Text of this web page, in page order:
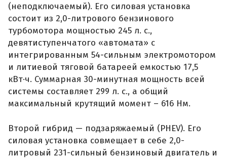
(неподключаемый). Его силовая установка
состоит из 2,0-литрового бензинового
турбомотора мощностью 245 л. с.,
девятиступенчатого «автомата» с
интегрированным 54-сильным электромотором
и литиевой тяговой батареей емкостью 17,5
кВт·ч. Суммарная 30-минутная мощность всей
системы составляет 299 л. с., а общий
максимальный крутящий момент – 616 Нм.
Второй гибрид — подзаряжаемый (PHEV). Его
силовая установка совмещает в себе 2,0-
литровый 231-сильный бензиновый двигатель и